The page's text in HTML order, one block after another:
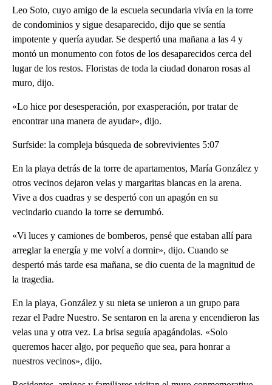
Leo Soto, cuyo amigo de la escuela secundaria vivía en la torre
de condominios y sigue desaparecido, dijo que se sentía
impotente y quería ayudar. Se despertó una mañana a las 4 y
montó un monumento con fotos de los desaparecidos cerca del
lugar de los restos. Floristas de toda la ciudad donaron rosas al
muro, dijo.
«Lo hice por desesperación, por exasperación, por tratar de
encontrar una manera de ayudar», dijo.
Surfside: la compleja búsqueda de sobrevivientes 5:07
En la playa detrás de la torre de apartamentos, María González y
otros vecinos dejaron velas y margaritas blancas en la arena.
Vive a dos cuadras y se despertó con un apagón en su
vecindario cuando la torre se derrumbó.
«Vi luces y camiones de bomberos, pensé que estaban allí para
arreglar la energía y me volví a dormir», dijo. Cuando se
despertó más tarde esa mañana, se dio cuenta de la magnitud de
la tragedia.
En la playa, González y su nieta se unieron a un grupo para
rezar el Padre Nuestro. Se sentaron en la arena y encendieron las
velas una y otra vez. La brisa seguía apagándolas. «Solo
queremos hacer algo, por pequeño que sea, para honrar a
nuestros vecinos», dijo.